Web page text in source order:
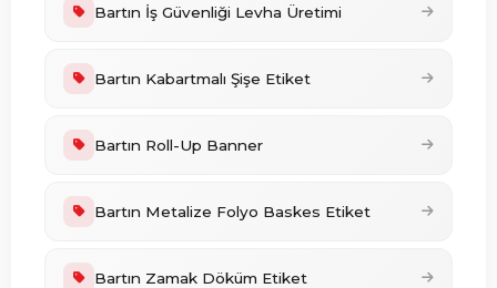
Bartın İş Güvenliği Levha Üretimi
Bartın Kabartmalı Şişe Etiket
Bartın Roll-Up Banner
Bartın Metalize Folyo Baskes Etiket
Bartın Zamak Döküm Etiket